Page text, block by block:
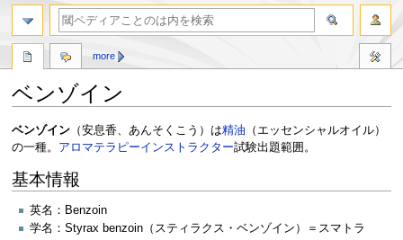
ベンゾイン
ナ
ビ
ー
ョ
ン
検
索
移
ベンゾイン（安息香、あんそくこう）は精油 （エッセンシャルオイル）
の一種。 アロマテラピーインストラクター試験出題範囲。
基本情報
英名：Benzoin
学名：Styrax benzoin（スティラクス・ベンゾイン）＝スマトラ
more